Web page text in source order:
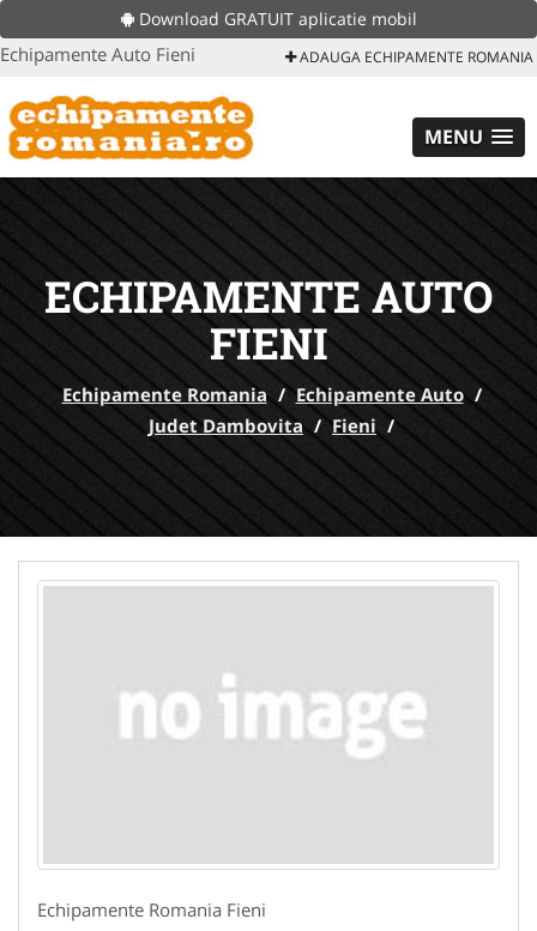
Download GRATUIT aplicatie mobil
Echipamente Auto Fieni ADAUGA ECHIPAMENTE ROMANIA
MENU
ECHIPAMENTE AUTO
FIENI
Echipamente Romania / Echipamente Auto /
Judet Dambovita / Fieni /
Echipamente Romania Fieni